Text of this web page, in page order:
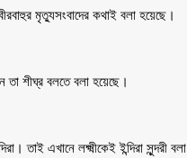
মৃত্যুসংবাদের কথাই বলা হয়েছে।
তা শীঘ্র বলতে বলা হয়েছে।
তাই এখানে লক্ষ্মীকেই ইন্দিরা সুন্দরী বলা